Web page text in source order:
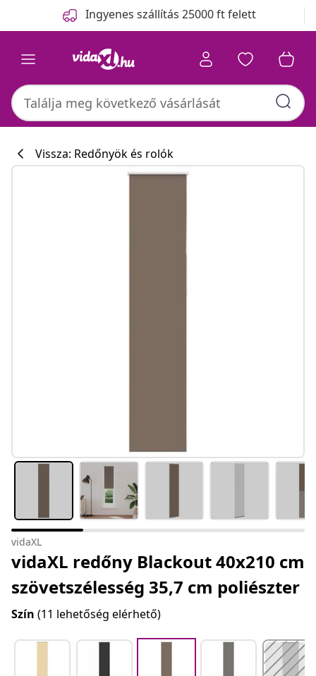
Ingyenes szállítás 25000 ft felett
Vissza: Redőnyök és rolók
vidaXL
vidaXL redőny Blackout 40x210 cm
szövetszélesség 35,7 cm poliészter
Szín (11 lehetőség elérhető)